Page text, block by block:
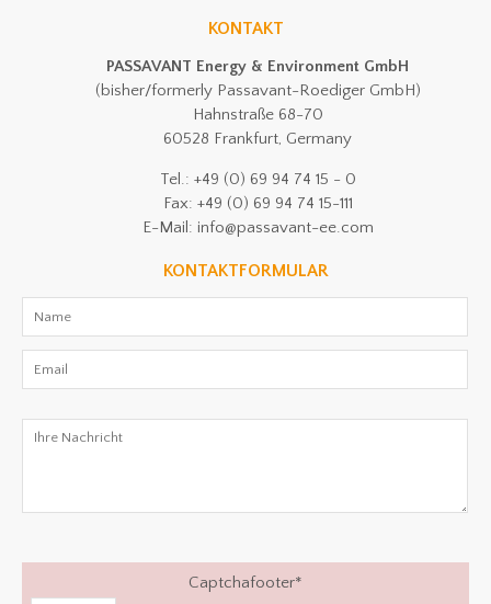
KONTAKT
PASSAVANT Energy & Environment GmbH
(bisher/formerly Passavant-Roediger GmbH)
Hahnstraße 68-70
60528 Frankfurt, Germany
Tel.: +49 (0) 69 94 74 15 - 0
Fax: +49 (0) 69 94 74 15-111
E-Mail: info@passavant-ee.com
KONTAKTFORMULAR
Captchafooter*